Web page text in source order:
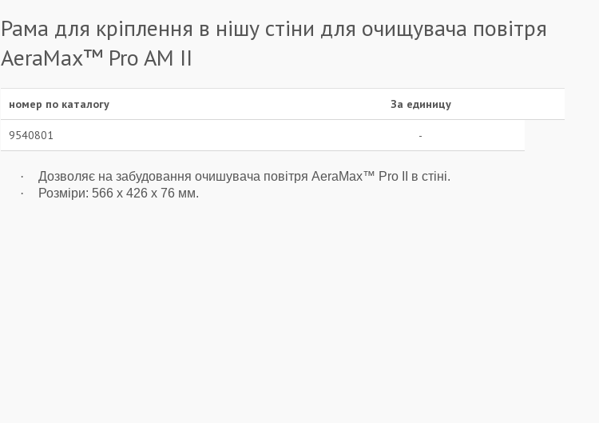
Рама для кріплення в нішу стіни для очищувача повітря
AeraMax™ Pro AM II
номер по каталогу За единицу
9540801 -
· Дозволяє на забудовання очишувача повітряAeraMax™ Pro
в стіні.
·
Розміри: 566 x 426 x 76 мм.